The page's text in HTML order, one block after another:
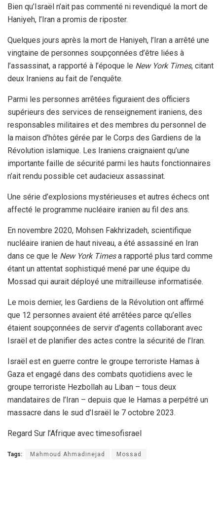
Bien qu’Israël n’ait pas commenté ni revendiqué la mort de
Haniyeh, l’Iran a promis de riposter.
Quelques jours après la mort de Haniyeh, l’Iran a arrêté une
vingtaine de personnes soupçonnées d’être liées à
l’assassinat, a rapporté à l’époque le New York Times, citant
deux Iraniens au fait de l’enquête.
Parmi les personnes arrêtées figuraient des officiers
supérieurs des services de renseignement iraniens, des
responsables militaires et des membres du personnel de
la maison d’hôtes gérée par le Corps des Gardiens de la
Révolution islamique. Les Iraniens craignaient qu’une
importante faille de sécurité parmi les hauts fonctionnaires
n’ait rendu possible cet audacieux assassinat.
Une série d’explosions mystérieuses et autres échecs ont
affecté le programme nucléaire iranien au fil des ans.
En novembre 2020, Mohsen Fakhrizadeh, scientifique
nucléaire iranien de haut niveau, a été assassiné en Iran
dans ce que le New York Timesa rapporté plus tard comme
étant un attentat sophistiqué mené par une équipe du
Mossad qui aurait déployé une mitrailleuse informatisée.
Le mois dernier, les Gardiens de la Révolution ont affirmé
que 12 personnes avaient été arrêtées parce qu’elles
étaient soupçonnées de servir d’agents collaborant avec
Israël et de planifier des actes contre la sécurité de l’Iran.
Israël est en guerre contre le groupe terroriste Hamas à
Gaza et engagé dans des combats quotidiens avec le
groupe terroriste Hezbollah au Liban – tous deux
mandataires de l’Iran – depuis que le Hamas a perpétré un
massacre dans le sud d’Israël le 7 octobre 2023.
Regard Sur l’Afrique avec timesofisrael
Tags: Mahmoud Ahmadinejad Mossad